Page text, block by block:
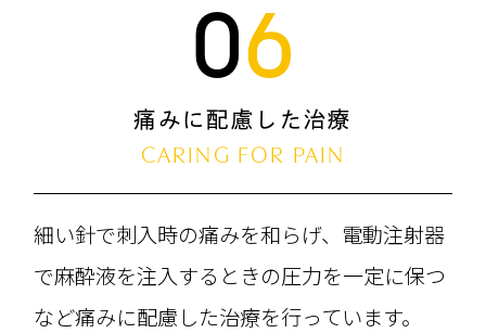
06
痛みに配慮した治療
CARING FOR PAIN
細い針で刺入時の痛みを和らげ、電動注射器
で麻酔液を注入するときの圧力を一定に保つ
など痛みに配慮した治療を行っています。